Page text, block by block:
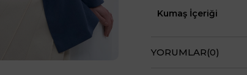
Kumaş İçeriği
YORUMLAR(0)